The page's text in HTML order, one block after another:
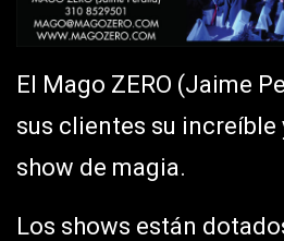
El Mago ZERO (Jaime
sus clientes su
show de magia.
Los shows están